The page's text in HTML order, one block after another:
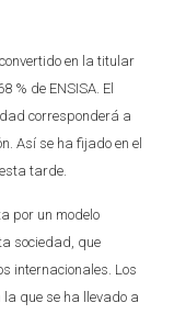
en la titular
% de ENSISA. El
corresponderá a
Así se ha fijado en el
tarde.
por un modelo
sociedad, que
internacionales. Los
que se ha llevado a